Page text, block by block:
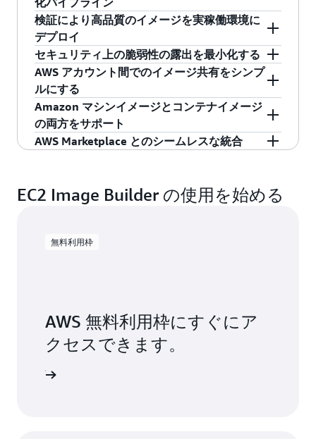
EC2 Image Builder は、ゴールデンイメージを作
成して維持するために必要とされる労力を大幅
に軽減します。自動化のためのコードを書き、
維持する必要はありません。顧客は、AWS コン
ソールからの直感的なウィザードにより、自動
化パイプラインを作成できます。ソフトウェア
アップデートが利用可能になると、Image
Builder は自動的に新しいイメージを生成しま
す。ユーザーが手動でイメージ構築を開始する
検証により高品質のイメージを実稼働環境に
デプロイ
EC2 Image Builder は、イメージを実稼働環境で
使用する前に、AWS が提供するテストとユーザ
ー自身のテストによって、イメージの機能をセ
キュリティ容易に検証できるようにします。
Image Builder はまた、テストが不十分な場合に
残りがちなイメージのエラーを少なくします。
ジがブートするかどうか、前提条件であるドラ
イバーがインストールされるかどうか、そして
かどうかといったテストが含まれます。
セキュリティ上の脆弱性の露出を最小化する
EC2 Image Builder を使えば、重要なコンポーネ
ントだけを含むイメージを作成することができ
るので、セキュリティ上の脆弱性がさらされる
危険性は小さくなります。また、AWS が提供し
ているセキュリティ設定を使用し、イメージを
提供するテンプレートを使用して、セキュリテ
ィ技術導入ガイド (STIG) の規格に従うイメージ
のセキュリティ設定としては、セキュリティパ
ることなどが含まれます。
AWS アカウント間でのイメージ共有をシンプ
ルにする
EC2 Image Builder は、AWS Resource Access
Manager および AWS Organizations と統合され
ており、既存のメカニズムを使用して AWS アカ
て、所有者以外の AWS アカウントに、AMI での
EC2 インスタンスの起動を許可します。
Amazon マシンイメージとコンテナイメージ
の両方をサポート
EC2 Image Builder は、最新の Amazon マシンイ
します。さらに、AWS VM Import/Export (VMIE)
と組み合わせて EC2 Image Builder を使用するこ
の Microsoft Hyper-V (VHDX)、VMware vSphere
AWS Marketplace とのシームレスな統合
サブスクライブできます。その後、サブスクラ
イブした AWS Marketplace イメージを Image
ます。また、AWS Marketplace に掲載されてい
きます。AWS Marketplace では、モニタリング
やセキュリティ、ガバナンス、コンプライアン
スのニーズに対応するために使用できる認証済
カタログにアクセスできます。
EC2 Image Builder の使用を始める
無料利用枠
AWS 無料利用枠にすぐにア
クセスできます。